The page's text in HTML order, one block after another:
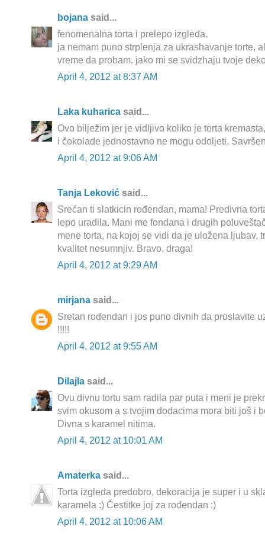
bojana said...
fenomenalna torta i prelepo izgleda.
ja nemam puno strplenja za ukrashavanje torte,
vreme da probam. jako mi se svidzhaju tvoje
April 4, 2012 at 8:37 AM
Laka kuharica said...
Ovo bilježim jer je vidljivo koliko je torta
i čokolade jednostavno ne mogu odoljeti.
April 4, 2012 at 9:06 AM
Tanja Leković said...
Srećan ti slatkicin rođendan, mama! Predivna
lepo uradila. Mani me fondana i drugih
mene torta, na kojoj se vidi da je uložena ljubav,
kvalitet nesumnjiv. Bravo, draga!
April 4, 2012 at 9:29 AM
mirjana said...
Sretan rodendan i jos puno divnih da proslavite
!!!!!
April 4, 2012 at 9:55 AM
Dilajla said...
Ovu divnu tortu sam radila par puta i meni je
svim okusom a s tvojim dodacima mora biti još i
Divna s karamel nitima.
April 4, 2012 at 10:01 AM
Amaterka said...
Torta izgleda predobro, dekoracija je super i u
karamela :) Čestitke joj za rođendan :)
April 4, 2012 at 10:06 AM